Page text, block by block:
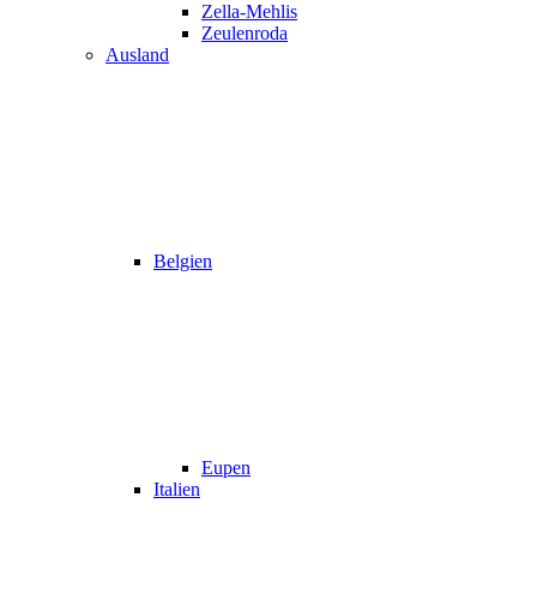
Zella-Mehlis
Zeulenroda
Ausland
Belgien
Eupen
Italien